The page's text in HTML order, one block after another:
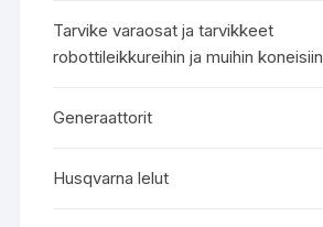
Tarvike varaosat ja tarvikkeet
robottileikkureihin ja muihin koneisiin
Generaattorit
Husqvarna lelut